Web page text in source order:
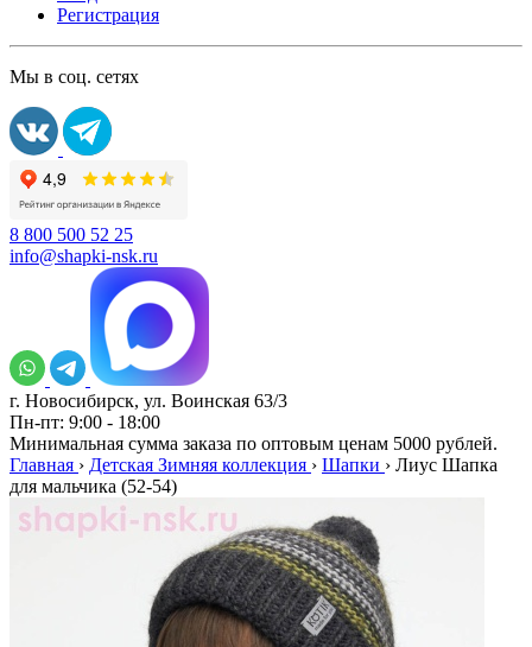
Регистрация
Мы в соц. сетях
8 800 500 52 25
info@shapki-nsk.ru
г. Новосибирск, ул. Воинская 63/3
Пн-пт: 9:00 - 18:00
Минимальная сумма заказа по оптовым ценам 5000 рублей.
Главная › Детская Зимняя коллекция › Шапки › Лиус Шапка
для мальчика (52-54)